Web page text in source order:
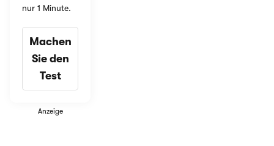
nur 1 Minute.
Machen
Sie den
Test
Anzeige